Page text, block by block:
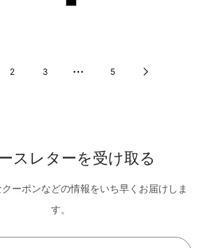
2 3 … 5
スレターを受け取る
ーポンなどの情報をいち早くお届けしま
す。